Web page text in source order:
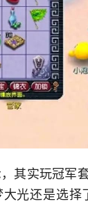
其实玩冠军
光还是选